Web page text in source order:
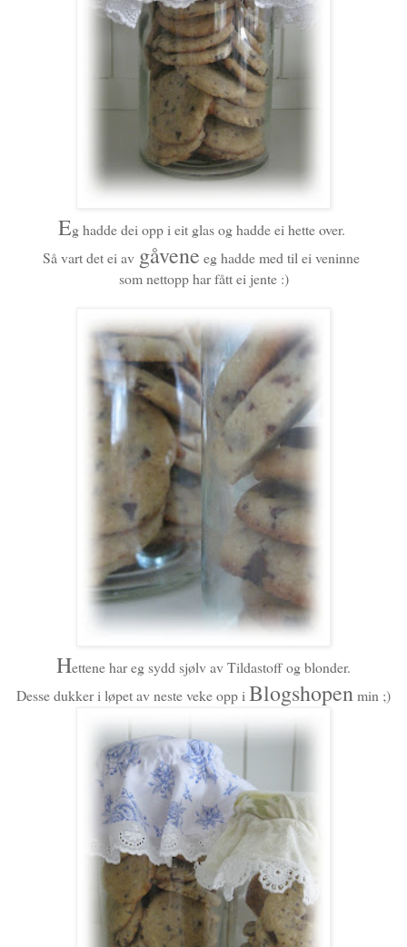
Eg hadde dei opp i eit glas og hadde ei hette over.
Så vart det ei av gåvene eg hadde med til ei veninne
som nettopp har fått ei jente :)
Hettene har eg sydd sjølv av Tildastoff og blonder.
Desse dukker i løpet av neste veke opp i Blogshopenmin ;)